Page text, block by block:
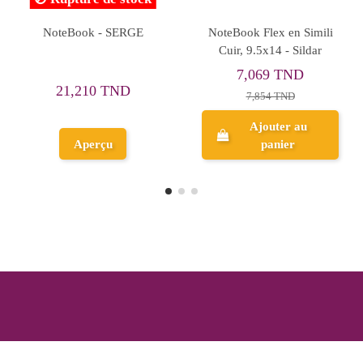
Pierre Cardin -
NoteBook Wireo Manager
à Ligne, A4 - Yamama
Ajouter au
NoteBook
Pages,